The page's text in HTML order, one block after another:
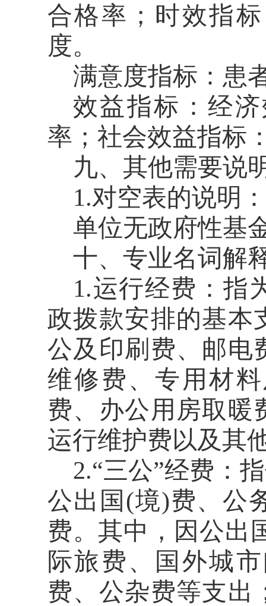
合格率；时效指
度。
满意度指标： 患
效益指标：经
率； 社会效益指标
九、其他需要说
1.对空表的说明：
单位无政府性基
十、专业名词解
1.运行经费：指
政拨款安排的基本
公及印刷费、邮电
维修费、专用材
费、办公用房取暖
运行维护费以及其
2.“三公”经费：
公出国(境)费、公
费。其中，因公出
际旅费、国外城
费、公杂费等支出